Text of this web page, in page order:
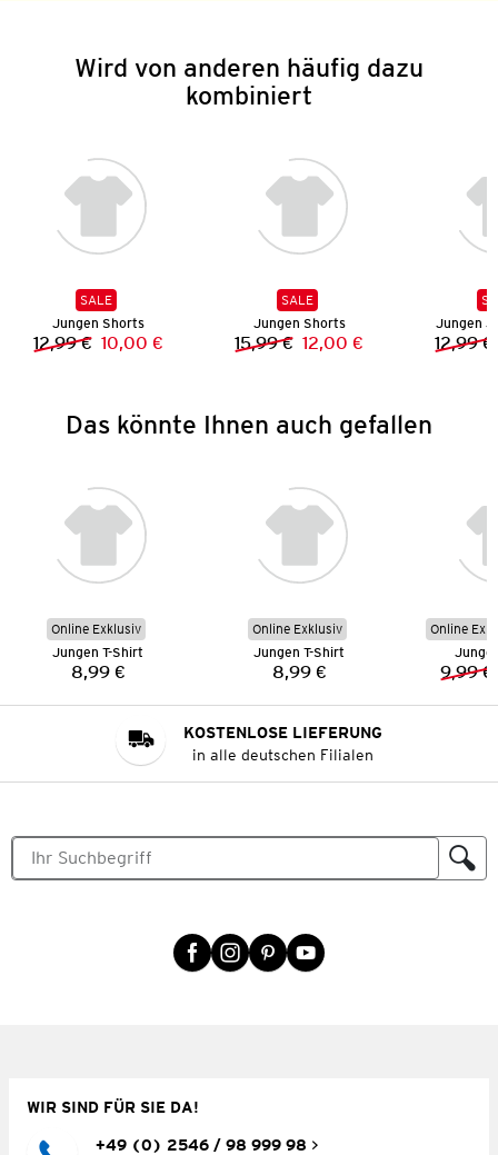
Wird von anderen häufig dazu
kombiniert
SALE
Jungen Shorts
Vorheriger Preis:
12,99 € Neuer Preis:
10,00 €
SALE
Jungen Shorts
Vorheriger Preis:
15,99 € Neuer Preis:
12,00 €
Jungen
12,99 €
Das könnte Ihnen auch gefallen
Online Exklusiv
Jungen T-Shirt
Preis:
8,99 €
Online Exklusiv
Jungen T-Shirt
Preis:
8,99 €
Online
9,99 €
KOSTENLOSE LIEFERUNG
in alle deutschen Filialen
WIR SIND FÜR SIE DA!
+49 (0) 2546 / 98 999 98